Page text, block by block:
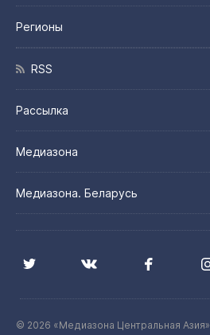
Регионы
RSS
Рассылка
Медиазона
Медиазона. Беларусь
© 2026 «Медиазона Центральная Азия»